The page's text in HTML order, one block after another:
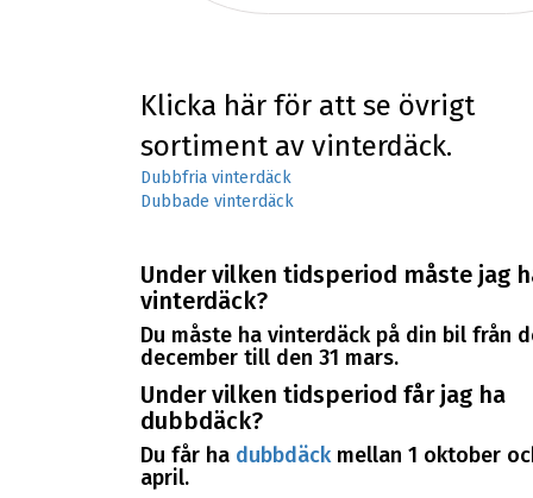
Klicka här för att se övrigt
sortiment av vinterdäck.
Dubbfria vinterdäck
Dubbade vinterdäck
Under vilken tidsperiod måste jag
vinterdäck?
Du måste ha vinterdäck på din bil från
december till den 31 mars.
Under vilken tidsperiod får jag ha
dubbdäck?
Du får ha dubbdäckmellan 1 oktober
april.